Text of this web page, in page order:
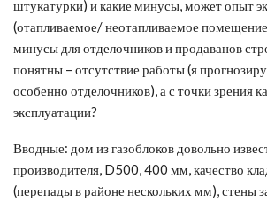
штукатурки) и какие минусы, может опыт
(отапливаемое/ неотапливаемое
минусы для отделочников и продаванов
понятны – отсутствие работы (я
особенно отделочников), а с точки зрения
эксплуатации?
Вводные: дом из газоблоков довольно
производителя, D500, 400 мм, качество
(перепады в районе нескольких мм), стены